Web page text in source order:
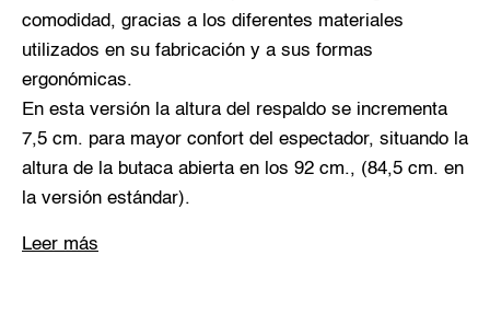
comodidad, gracias a los diferentes materiales
utilizados en su fabricación y a sus formas
ergonómicas.
En esta versión la altura del respaldo se incrementa
7,5 cm. para mayor confort del espectador, situando la
altura de la butaca abierta en los 92 cm., (84,5 cm. en
la versión estándar).
Leer más